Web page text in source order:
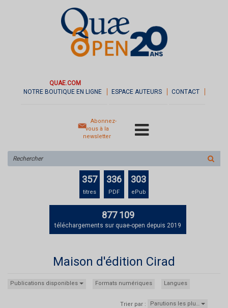
QUAE.COM
NOTRE BOUTIQUE EN LIGNE
ESPACE AUTEURS CONTACT
Abonnez-
vous à la
newsletter
sur
le
357
titres
336
PDF
303
ePub
877 109
téléchargements sur quae-open depuis 2019
Maison d'édition Cirad
Publications disponibles Formats numériques Langues
Trier par : Parutions les plu…